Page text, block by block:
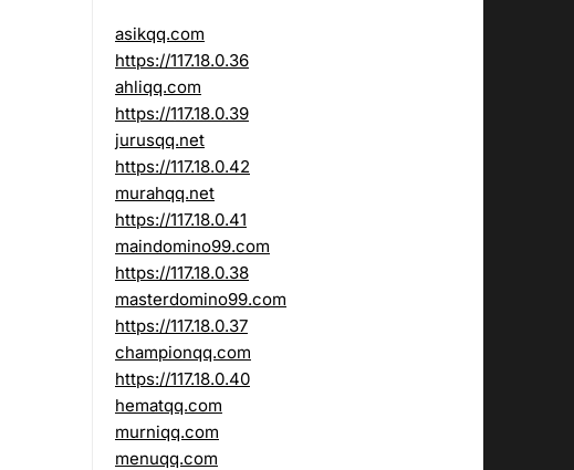
asikqq.com
https://117.18.0.36
ahliqq.com
https://117.18.0.39
jurusqq.net
https://117.18.0.42
murahqq.net
https://117.18.0.41
maindomino99.com
https://117.18.0.38
masterdomino99.com
https://117.18.0.37
championqq.com
https://117.18.0.40
hematqq.com
murniqq.com
menuqq.com